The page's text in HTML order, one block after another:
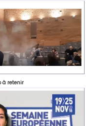
à retenir